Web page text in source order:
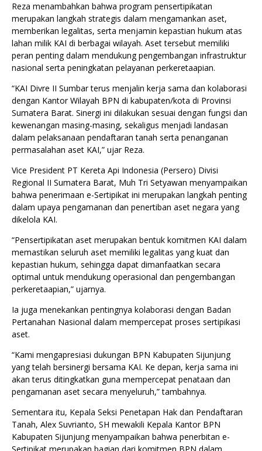
Reza menambahkan bahwa program pensertipikatan
merupakan langkah strategis dalam mengamankan aset,
memberikan legalitas, serta menjamin kepastian hukum atas
lahan milik KAI di berbagai wilayah. Aset tersebut memiliki
peran penting dalam mendukung pengembangan infrastruktur
nasional serta peningkatan pelayanan perkeretaapian.
“KAI Divre II Sumbar terus menjalin kerja sama dan kolaborasi
dengan Kantor Wilayah BPN di kabupaten/kota di Provinsi
Sumatera Barat. Sinergi ini dilakukan sesuai dengan fungsi dan
kewenangan masing-masing, sekaligus menjadi landasan
dalam pelaksanaan pendaftaran tanah serta penanganan
permasalahan aset KAI,” ujar Reza.
Vice President PT Kereta Api Indonesia (Persero) Divisi
Regional II Sumatera Barat, Muh Tri Setyawan menyampaikan
bahwa penerimaan e-Sertipikat ini merupakan langkah penting
dalam upaya pengamanan dan penertiban aset negara yang
dikelola KAI.
“Pensertipikatan aset merupakan bentuk komitmen KAI dalam
memastikan seluruh aset memiliki legalitas yang kuat dan
kepastian hukum, sehingga dapat dimanfaatkan secara
optimal untuk mendukung operasional dan pengembangan
perkeretaapian,” ujarnya.
Ia juga menekankan pentingnya kolaborasi dengan Badan
Pertanahan Nasional dalam mempercepat proses sertipikasi
aset.
“Kami mengapresiasi dukungan BPN Kabupaten Sijunjung
yang telah bersinergi bersama KAI. Ke depan, kerja sama ini
akan terus ditingkatkan guna mempercepat penataan dan
pengamanan aset secara menyeluruh,” tambahnya.
Sementara itu, Kepala Seksi Penetapan Hak dan Pendaftaran
Tanah, Alex Suvrianto, SH mewakili Kepala Kantor BPN
Kabupaten Sijunjung menyampaikan bahwa penerbitan e-